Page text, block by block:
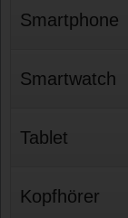
Smartphone
Smartwatch
Tablet
Kopfhörer